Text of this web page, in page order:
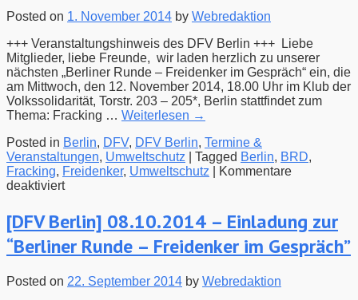
Posted on 1. November 2014 by Webredaktion
+++ Veranstaltungshinweis des DFV Berlin +++ Liebe
Mitglieder, liebe Freunde, wir laden herzlich zu unserer
nächsten „Berliner Runde – Freidenker im Gespräch“ ein, die
am Mittwoch, den 12. November 2014, 18.00 Uhr im Klub der
Volkssolidarität, Torstr. 203 – 205*, Berlin stattfindet zum
Thema: Fracking … Weiterlesen →
Posted in Berlin, DFV, DFV Berlin, Termine &
Veranstaltungen, Umweltschutz Tagged Berlin, BRD,
Fracking, Freidenker, Umweltschutz
Kommentare
deaktiviertfür
Berlin]
12.11.2014
–
Einladung
“Berliner
[DFV Berlin] 08.10.2014 – Einladung zur
“Berliner Runde – Freidenker im Gespräch”
Posted on 22. September 2014 by Webredaktion